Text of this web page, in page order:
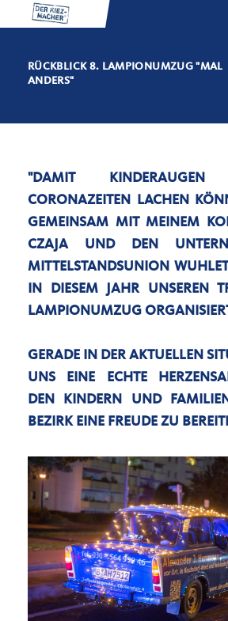
RÜCKBLICK 8. LAMPIONUMZUG "MAL
ANDERS"
"DAMIT
CORONAZEITEN LACHEN
GEMEINSAM MIT MEINEM
CZAJA UND DEN
MITTELSTANDSUNION
IN DIESEM JAHR UNSEREN
LAMPIONUMZUG
GERADE IN DER AKTUELLEN
UNS EINE ECHTE
DEN KINDERN UND
BEZIRK EINE FREUDE ZU